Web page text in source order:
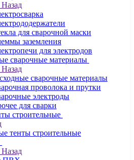
Назад
для сварочной маски
заземления
для электродов
сварочные материалы
Назад
сварочные материалы
проволока и прутки
электроды
для сварки
строительные
тенты строительные
Назад